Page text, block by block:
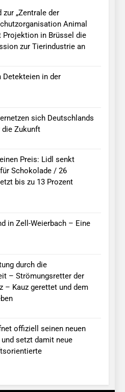
„Zentrale der
Animal
Projektion in Brüssel die
zur Tierindustrie an
Detekteien in der
sich Deutschlands
die Zukunft
Preis: Lidl senkt
Schokolade / 26
bis zu 13 Prozent
in Zell-Weierbach – Eine
durch die
– Strömungsretter der
– Kauz gerettet und dem
offiziell seinen neuen
setzt damit neue